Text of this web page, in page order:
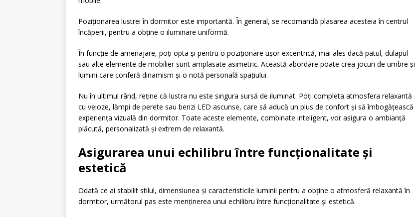
Poziționarea lustrei în dormitor este importantă. În general, se recomandă plasarea acesteia în centrul
încăperii, pentru a obține o iluminare uniformă.
În funcție de amenajare, poți opta și pentru o poziționare ușor excentrică, mai ales dacă patul, dulapul
sau alte elemente de mobilier sunt amplasate asimetric. Această abordare poate crea jocuri de umbre și
lumini care conferă dinamism și o notă personală spațiului.
Nu în ultimul rând, reține că lustra nu este singura sursă de iluminat. Poți completa atmosfera relaxantă
cu veioze, lămpi de perete sau benzi LED ascunse, care să aducă un plus de confort și să îmbogățească
experiența vizuală din dormitor. Toate aceste elemente, combinate inteligent, vor asigura o ambianță
plăcută, personalizată și extrem de relaxantă.
Asigurarea unui echilibru între funcționalitate și
estetică
Odată ce ai stabilit stilul, dimensiunea și caracteristicile luminii pentru a obține o atmosferă relaxantă în
dormitor, următorul pas este menținerea unui echilibru între funcționalitate și estetică.